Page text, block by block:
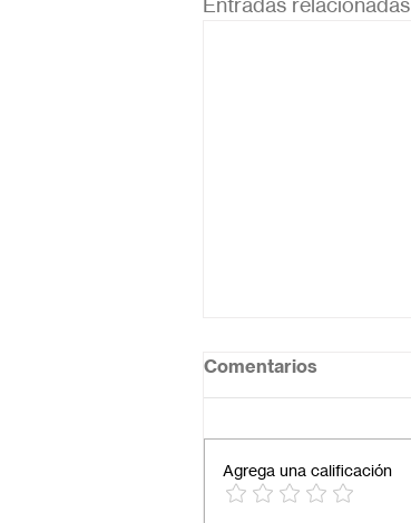
Comentarios
Agrega una calificación